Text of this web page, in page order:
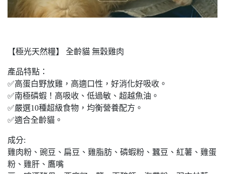
【極光天然糧】 全齡貓 無穀雞肉
產品特點：
✅高蛋白野放雞，高適口性，好消化好吸收。
✅南極磷蝦！高吸收、低過敏、超越魚油。
✅嚴選10種超級食物，均衡營養配方。
✅適合全齡貓。
成分:
雞肉粉、豌豆、扁豆、雞脂肪、磷蝦粉、蠶豆、紅薯、雞蛋
粉、雞肝、鷹嘴